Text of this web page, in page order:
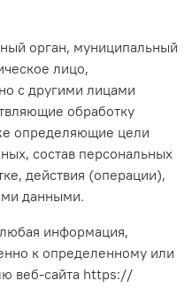
орган, муниципальный
лицо,
с другими лицами
обработку
определяющие цели
состав персональных
действия (операции),
данными.
информация,
к определенному или
веб-сайта https://